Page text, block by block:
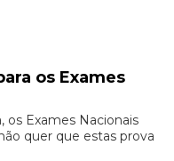
os Exames
os Exames Nacionais
quer que estas prova